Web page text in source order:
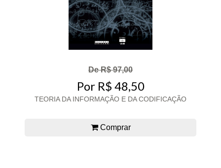
De R$ 97,00
Por R$ 48,50
TEORIA DA INFORMAÇÃO E DA CODIFICAÇÃO
Comprar